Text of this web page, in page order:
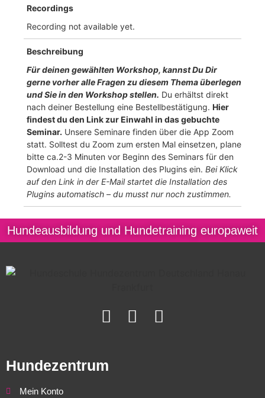
Recordings
Recording not available yet.
Beschreibung
Für deinen gewählten Workshop, kannst Du Dir
gerne vorher alle Fragen zu diesem Thema überlegen
und Sie in den Workshop stellen. Du erhältst direkt
nach deiner Bestellung eine Bestellbestätigung. Hier
findest du den Link zur Einwahl in das gebuchte
Seminar. Unsere Seminare finden über die App Zoom
statt. Solltest du Zoom zum ersten Mal einsetzen, plane
bitte ca.2-3 Minuten vor Beginn des Seminars für den
Download und die Installation des Plugins ein. Bei Klick
auf den Link in der E-Mail startet die Installation des
Plugins automatisch – du musst nur noch zustimmen.
Hundeausbildung und Hundetraining europaweit
Hundezentrum
Mein Konto